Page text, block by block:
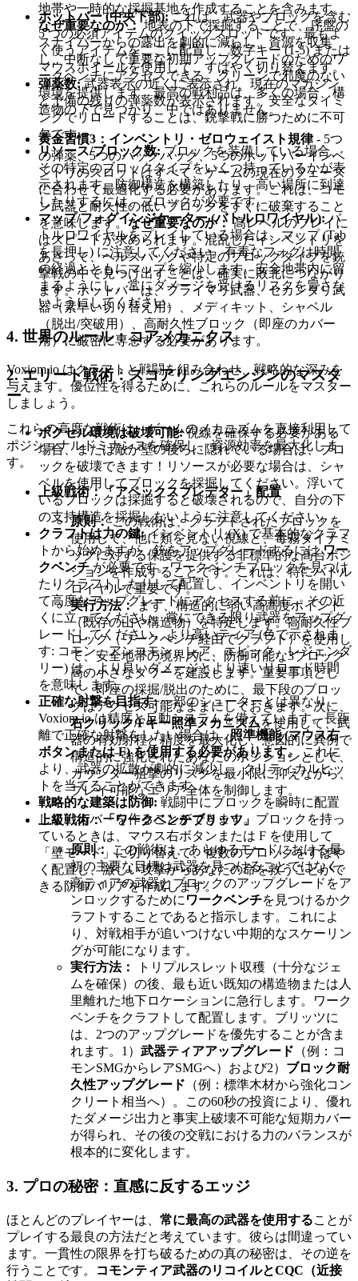
ホットバー (中央下部):これは、武器やブロックを含む
5 つの必須アイテムのクイックスロットです。最もよ
く使うアイテムをここに配置し、数字キー (1-5) または
マウスホイールを使用して、すばやく切り替えます。
弾薬数:武器表示の近くに表示され、現在のマガジン
と予備の残りの弾薬数が表示されます。安全なタイミ
ングでリロードすることは、銃撃戦に勝つために不可
欠です。
リソース/ブロック数: ブロックを装備している場合、
その特定のブロックタイプをいくつ持っているかが表
示されます。防御構造を構築したり、高い場所に到達
したりするには、ブロックが必要です。
マップ/フォグインジケーター (バトルロワイヤル): バ
トルロワイヤルをプレイしている場合は、マップ (Tab
を長押し) に注意してください。有毒なフォグは時間
の経過とともにマップを縮小します。安全地帯内に留
まるようにし、常にダメージを受けるリスクを冒さな
いようにしてください。
4. 世界のルール：コアメカニクス
Voxiom.io はクラフトと戦闘を組み合わせ、戦略的な深みを
与えます。優位性を得るために、これらのルールをマスター
しましょう。
ボクセル環境は破壊可能:視線を確保する必要がある
場合、または敵が壁の後ろに隠れている場合は、ブロ
ックを破壊できます！リソースが必要な場合は、シャ
ベルを使用してブロックを採掘してください。浮いて
いるブロックは採掘すると破壊されるので、自分の下
の支持構造を採掘しないように注意してください。
クラフトは力の鍵:インベントリ (X) で基本的なクラフ
トから始めますが、銃をアップグレードするにはワー
クベンチが必要です。ワークベンチブロックを見つけ
たりクラフトしたりして配置し、インベントリを開い
て高度なアップグレードにアクセスする前に、その近
くに立ってください。常にできる限り武器をアップグ
レードしてください。より高いティア (色で示されま
す: コモン、アンコモン、レア、エピック、レジェンダ
リー) は、より良いダメージとより速いリロード時間
を意味します。
正確な射撃を目指す:一部のシューターとは異なり、
Voxiom.io は精度と反動システムを備えています。長距
離で正確な射撃をしたい場合は、照準機能 (マウス右
ボタンまたは F) を使用する必要があります。 これに
より、武器の拡散が劇的に減少し、クリティカルヒッ
トを当てることができます。
戦略的な建築は防御: 戦闘中にブロックを瞬時に配置
して、カバーを作ることができます。ブロックを持っ
ているときは、マウス右ボタンまたは F を使用して
「壁モード」に切り替えて、複数のブロックをすばや
く配置し、激しい攻撃からあなたの命を救うことがで
きる防御バリアを作成します。
地帯や一時的な採掘基地を作成することを含みます。
なぜ重要なのか：地表の下で採掘することで、序盤の
スナイパーからの露出を劇的に減らし、資源を収集
し、中断なしで重要な初期アップグレードのためのワ
ークベンチにアクセスできる、クリーンで邪魔のない
環境を提供します。最高の戦利品は、多くの場合、構
造物の下で見つかり、中ではありません。
黄金習慣3：インベントリ・ゼロウェイスト規律- 5つ
の弾薬、5つのバックパック、5つのホットバーインベ
ントリのスロットはすべて、ゲームの現在のフェーズ
に合わせて最適化する必要があります。これは、コモ
ン武器と耐久性の低いブロックをすぐに破棄すること
を意味します。なぜ重要なのか： 高レベルのプレイに
はスピードが求められます。混乱したインベントリを
あさって、ヘルスパックや特定のブロックタイプを銃
撃戦の中で見つけ出すことは、確実に敗北につながり
ます。ホットバーは、プライマリ武器、セカンダリ武
器（素早い切り替え用）、メディキット、シャベル
（脱出/突破用）、高耐久性ブロック（即座のカバー
用）に厳密に専念する必要があります。
2. エリート戦術：スコアリングエンジンのマスタ
ー
これらの高度な戦術は、ゲームのメカニズムを直接利用して
ポジショナルドミナンスを確保し、資源効率を最大化しま
す。
上級戦術：「アペックスプレデター」配置
原則：この戦術は、クラフトされたブロックを
使用して、他に類を見ない視線と、毒霧ダイナミ
ックに対する保護を提供する非標準的な高台ポジ
ションを作成することです。これは、特にバトル
ロイヤルで重要です。
実行方法：まず、構造的に弱い高高度ポイント
（既存の山や構造物）を特定します。高耐久性ブ
ロック（ワークベンチ経由でクラフト）を使用し
て、安全地帯の境界内に、防御可能な3ブロック
高の小さなタワーを建設します。重要事項とし
て、即座の採掘/脱出のために、最下段のブロッ
クはアクセス可能なままにしておきます。次に、
右クリック/Fキー照準メカニズムを使用して、武
器の有効射程と精度を最大化し、意図的に異例で
構造的に強化されたあなたのポジションとして、
カウンター狙撃のリスクを最小限に抑えながら、
プレイ可能なエリア全体を制御します。
上級戦術：「ワークベンチブリッツ」
原則： この戦術は、あらゆるモードにおける最
初の主要な目標は武器を見つけることではなく、
高ティアの武器とブロックのアップグレードをア
ンロックするために ワークベンチを見つけるかク
ラフトすることであると指示します。これによ
り、対戦相手が追いつけない中期的なスケーリン
グが可能になります。
実行方法：
トリプルスレット収穫（十分なジェ
ムを確保）の後、最も近い既知の構造物または人
里離れた地下ロケーションに急行します。ワーク
ベンチをクラフトして配置します。ブリッツに
は、2つのアップグレードを優先することが含ま
れます。1） 武器ティアアップグレード （例：コ
モンSMGからレアSMGへ）および2） ブロック耐
久性アップグレード （例：標準木材から強化コン
クリート相当へ）。この60秒の投資により、優れ
たダメージ出力と事実上破壊不可能な短期カバー
が得られ、その後の交戦における力のバランスが
根本的に変化します。
3. プロの秘密：直感に反するエッジ
ほとんどのプレイヤーは、 常に最高の武器を使用することが
プレイする最良の方法だと考えています。彼らは間違ってい
ます。一貫性の限界を打ち破るための真の秘密は、その逆を
行うことです。
コモンティア武器のリコイルとCQC（近接